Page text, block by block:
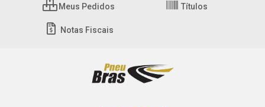
Meus Pedidos Títulos
Notas Fiscais